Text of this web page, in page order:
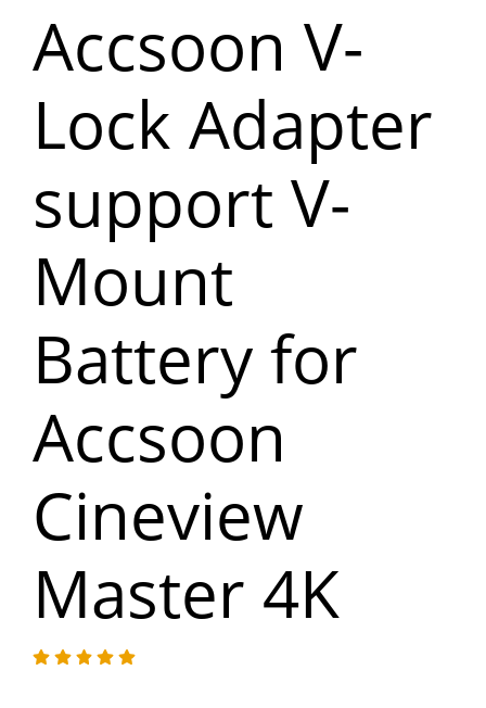
Accsoon V-
Lock Adapter
support V-
Mount
Battery for
Accsoon
Cineview
Master 4K